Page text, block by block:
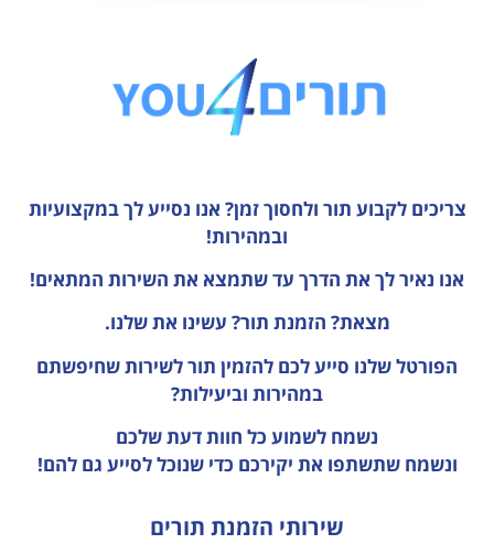
צריכים לקבוע תור ולחסוך זמן? אנו נסייע לך במקצועיות
ובמהירות!
אנו נאיר לך את הדרך עד שתמצא את השירות המתאים!
מצאת? הזמנת תור? עשינו את שלנו.
הפורטל שלנו סייע לכם להזמין תור לשירות שחיפשתם
במהירות וביעילות?
נשמח לשמוע כל חוות דעתשלכם
ונשמח שתשתפו את יקירכם כדי שנוכל לסייע גם להם!
שירותי הזמנת תורים